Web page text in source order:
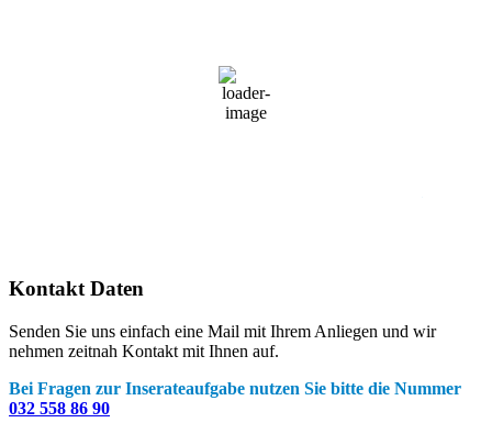
Kontakt Daten
Senden Sie uns einfach eine Mail mit Ihrem Anliegen und wir
nehmen zeitnah Kontakt mit Ihnen auf.
Bei Fragen zur Inserateaufgabe nutzen Sie bitte die Nummer
032 558 86 90